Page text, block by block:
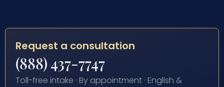
Request a consultation
(888) 437-7747
Toll-free intake · By appointment · English &